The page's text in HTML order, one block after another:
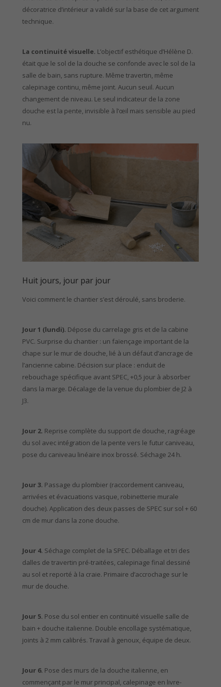
décoratrice d’intérieur a validé sur la base de cet argument
technique.
La continuité visuelle. L’objectif esthétique d’Hélène D.
était que le sol de la douche se confonde avec le sol de la
salle de bain, sans rupture. Même travertin, même
calepinage continu, même joint. Aucun seuil. Aucun
changement de niveau. Le seul indicateur de la zone
douche est la pente, invisible à l’œil mais sensible au pied
nu.
Huit jours, jour par jour
Voici comment le chantier s’est déroulé, sans broderie.
Jour 1 (lundi). Dépose du carrelage gris et de la cabine
PVC. Surprise du chantier : un faïençage important de la
chape sur le mur de douche, lié à un défaut d’ancrage de
l’ancienne cabine. Décision sur place : enduit de
rebouchage spécifique avant SPEC, +0,5 jour à absorber
dans la marge. Décalage de la venue du plombier de J2 à
J3.
Jour 2. Reprise complète du support de douche, ragréage
du sol avec intégration de la pente vers le futur caniveau,
pose du caniveau linéaire inox brossé. Séchage 24 h.
Jour 3. Passage du plombier (raccordement caniveau,
arrivées et évacuations vasque, robinetterie murale
douche). Application des deux passes de SPEC sur sol + 60
cm de mur dans la zone douche.
Jour 4. Séchage complet de la SPEC. Déballage et tri des
dalles de travertin pré-traitées, calepinage final dessiné
au sol et reporté à la craie. Primaire d’accrochage sur le
mur de douche.
Jour 5. Pose du sol entier en continuité visuelle salle de
bain + douche italienne. Double encollage systématique,
joints à 2 mm calibrés. Travail à genoux, équipe de deux.
Jour 6. Pose des murs de la douche italienne, en
commençant par le mur principal, calepinage en livre-